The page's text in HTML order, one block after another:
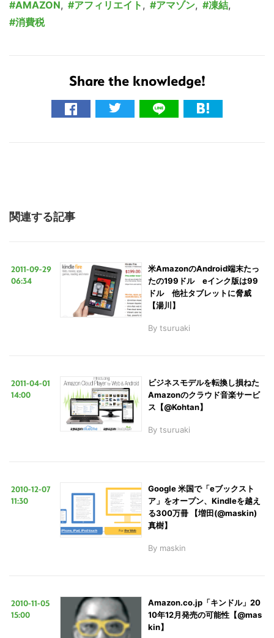
AMAZON, アフィリエイト , アマゾン, 凍結,
消費税
Share the knowledge!
関連する記事
2011-09-29
06:34
米AmazonのAndroid端末たっ
たの199ドル eインク版は99
ドル 他社タブレットに脅威
【湯川】
By tsuruaki
2011-04-01
14:00
ビジネスモデルを転換し損ねた
Amazonのクラウド音楽サービ
ス【@Kohtan】
By tsuruaki
2010-12-07
11:30
Google 米国で「eブックスト
ア」をオープン、Kindleを越え
る300万冊 【増田(@maskin)
真樹】
By maskin
2010-11-05
15:00
Amazon.co.jp「キンドル」20
10年12月発売の可能性【@mas
kin】
す